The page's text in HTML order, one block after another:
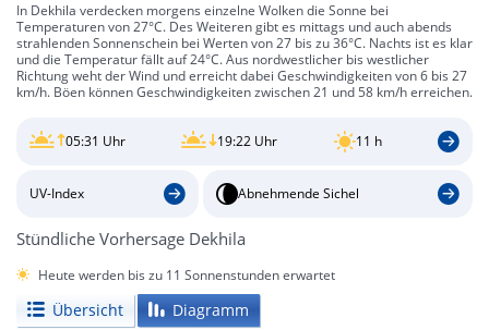
In Dekhila verdecken morgens einzelne Wolken die Sonne bei
Temperaturen von 27°C. Des Weiteren gibt es mittags und auch abends
strahlenden Sonnenschein bei Werten von 27 bis zu 36°C. Nachts ist es klar
und die Temperatur fällt auf 24°C. Aus nordwestlicher bis westlicher
Richtung weht der Wind und erreicht dabei Geschwindigkeiten von 6 bis 27
km/h. Böen können Geschwindigkeiten zwischen 21 und 58 km/h erreichen.
05:31 Uhr 19:22 Uhr 11 h
UV-Index Abnehmende Sichel
Stündliche Vorhersage Dekhila
Heute werden bis zu 11 Sonnenstunden erwartet
Übersicht Diagramm